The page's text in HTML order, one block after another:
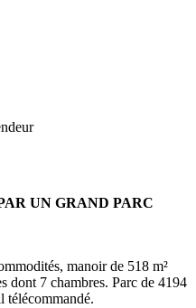
UN GRAND PARC
manoir de 518 m²
dont 7 chambres. Parc de 4194
télécommandé.